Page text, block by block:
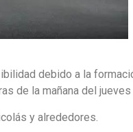
debido a la
de la mañana del
y alrededores.